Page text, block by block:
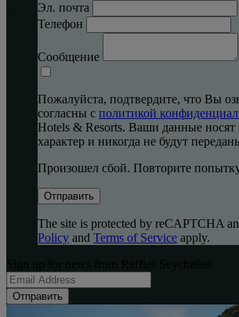
Эл. почта
Телефон
Сообщение
Пожалуйста, подтвердите, что Вы
согласны с политикой
Hotels & Resorts. Ваши данные
характер и никогда не будут
Произошел сбой. Повторите
Отправить
The site is protected by reCAPTCHA
Policy and Terms of Service apply.
Отправить